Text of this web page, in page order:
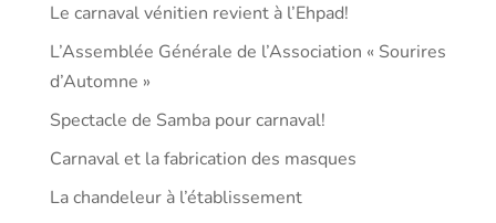
Le carnaval vénitien revient à l’Ehpad!
L’Assemblée Générale de l’Association « Sourires
d’Automne »
Spectacle de Samba pour carnaval!
Carnaval et la fabrication des masques
La chandeleur à l’établissement